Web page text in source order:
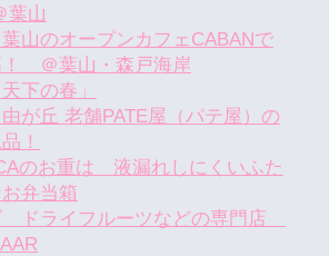
葉山
山のオープンカフェCABANで
！ ＠葉山・森戸海岸
下の春」
が丘 老舗PATE屋（パテ屋）の
！
のお重は 液漏れしにくいふた
弁当箱
ドライフルーツなどの専門店